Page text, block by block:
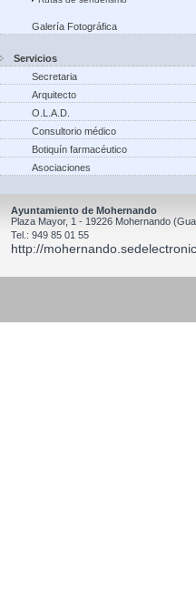
Galería Fotográfica
Servicios
Secretaria
Arquitecto
O.L.A.D.
Consultorio médico
Botiquín farmacéutico
Asociaciones
Ayuntamiento de Mohernando
Plaza Mayor, 1 - 19226 Mohernando
Tel.: 949 85 01 55
http://